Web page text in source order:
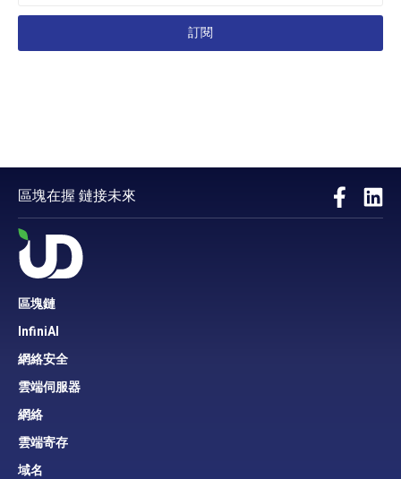
訂閱
區塊在握 鏈接未來
區塊鏈
InfiniAI
網絡安全
雲端伺服器
網絡
雲端寄存
域名